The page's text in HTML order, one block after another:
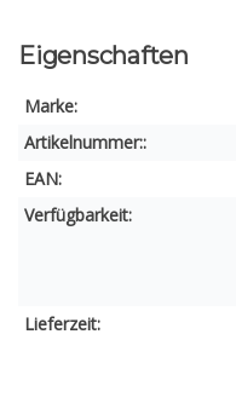
Eigenschaften
Marke:
Artikelnummer::
EAN:
Verfügbarkeit:
Lieferzeit: